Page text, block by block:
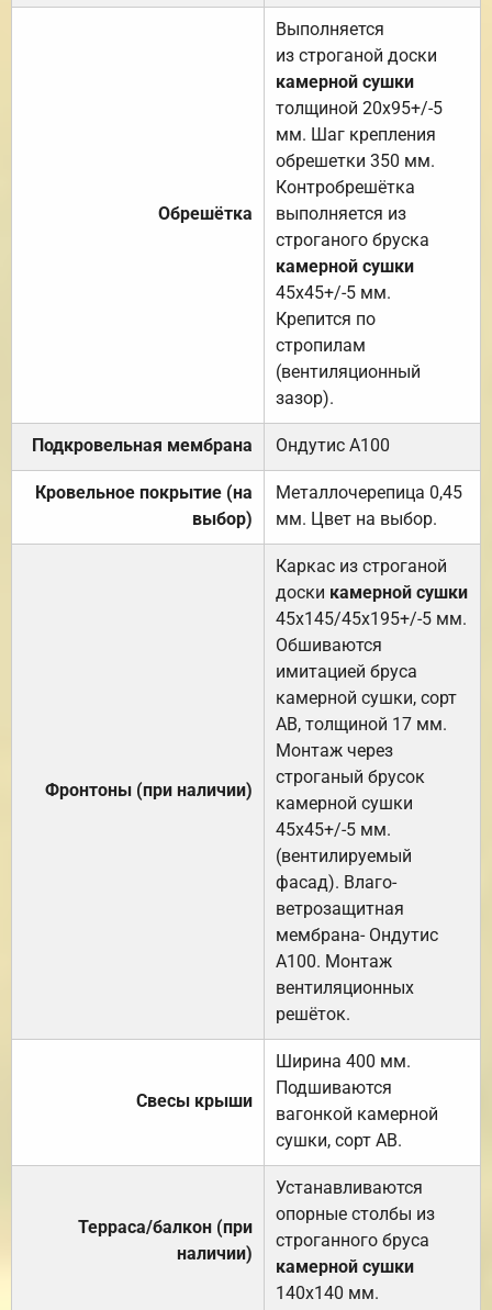
Обрешётка
Выполняется
из строганой доски
камерной сушки
толщиной 20х95+/-5
мм. Шаг крепления
обрешетки 350 мм.
Контробрешётка
выполняется из
строганого бруска
камерной сушки
45х45+/-5 мм.
Крепится по
стропилам
(вентиляционный
зазор).
Подкровельная мембрана Ондутис А100
Кровельное покрытие (на
выбор)
Металлочерепица 0,45
мм. Цвет на выбор.
Фронтоны (при наличии)
Каркас из строганой
доски камерной сушки
45х145/45х195+/-5 мм.
Обшиваются
имитацией бруса
камерной сушки, сорт
АВ, толщиной 17 мм.
Монтаж через
строганый брусок
камерной сушки
45х45+/-5 мм.
(вентилируемый
фасад). Влаго-
ветрозащитная
мембрана- Ондутис
А100. Монтаж
вентиляционных
решёток.
Свесы крыши
Ширина 400 мм.
Подшиваются
вагонкой камерной
сушки, сорт АВ.
Терраса/балкон (при
наличии)
Устанавливаются
опорные столбы из
строганного бруса
камерной сушки
140х140 мм.